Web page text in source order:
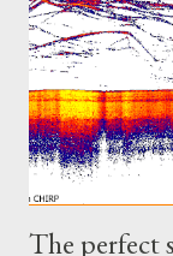
k
o
m
m
e
n
t
a
The perfect